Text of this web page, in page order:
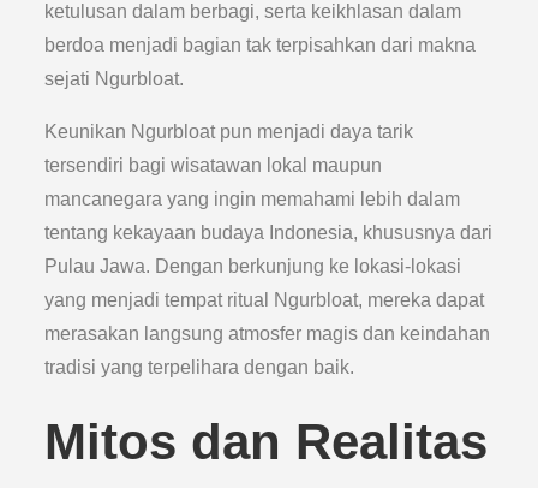
ketulusan dalam berbagi, serta keikhlasan dalam
berdoa menjadi bagian tak terpisahkan dari makna
sejati Ngurbloat.
Keunikan Ngurbloat pun menjadi daya tarik
tersendiri bagi wisatawan lokal maupun
mancanegara yang ingin memahami lebih dalam
tentang kekayaan budaya Indonesia, khususnya dari
Pulau Jawa. Dengan berkunjung ke lokasi-lokasi
yang menjadi tempat ritual Ngurbloat, mereka dapat
merasakan langsung atmosfer magis dan keindahan
tradisi yang terpelihara dengan baik.
Mitos dan Realitas